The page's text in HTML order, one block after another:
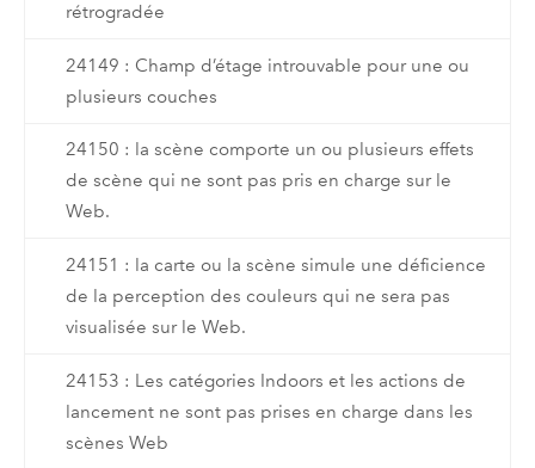
rétrogradée
24149 : Champ d’étage introuvable pour une ou
plusieurs couches
24150 : la scène comporte un ou plusieurs effets
de scène qui ne sont pas pris en charge sur le
Web.
24151 : la carte ou la scène simule une déficience
de la perception des couleurs qui ne sera pas
visualisée sur le Web.
24153 : Les catégories Indoors et les actions de
lancement ne sont pas prises en charge dans les
scènes Web